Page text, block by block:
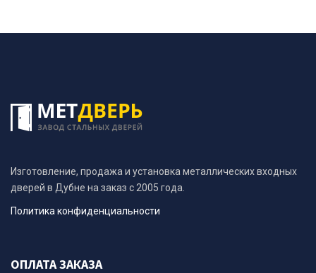
Изготовление, продажа и установка металлических входных
дверей в Дубне на заказ с 2005 года.
Политика конфиденциальности
ОПЛАТА ЗАКАЗА